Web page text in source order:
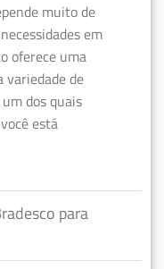
muito de
em
oferece uma
variedade de
dos quais
está
para